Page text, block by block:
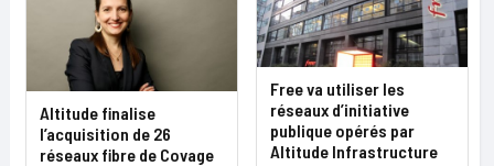
Altitude finalise
l’acquisition de 26
réseaux fibre de Covage
Free va utiliser les
réseaux d’initiative
publique opérés par
Altitude Infrastructure